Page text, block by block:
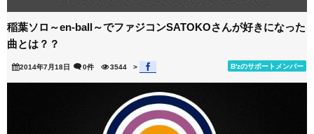
稲葉ソロ～en-ball～でファジコンSATOKOさんが好きになった
曲とは？？
2014年7月18日 B'zのサポートメンバー
0件 3544 >